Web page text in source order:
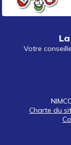
Votre
Charte du